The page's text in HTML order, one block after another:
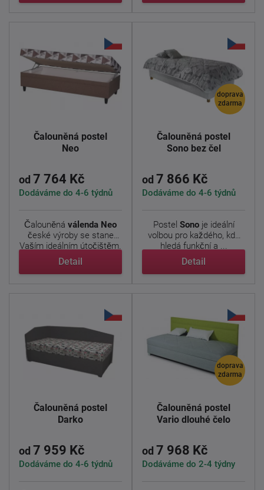
Čalouněná postel
Neo
od 7 764 Kč
Dodáváme do 4-6 týdnů
Čalouněná válenda Neo
české výroby se stane
Vaším ideálním útočištěm.
...
Detail
doprava
zdarma
Čalouněná postel
Sono bez čel
od 7 866 Kč
Dodáváme do 4-6 týdnů
Postel Sonoje ideální
volbou pro každého, kdo
hledá funkční a ...
Detail
Čalouněná postel
Darko
od 7 959 Kč
Dodáváme do 4-6 týdnů
doprava
zdarma
Čalouněná postel
Vario dlouhé čelo
od 7 968 Kč
Dodáváme do 2-4 týdny